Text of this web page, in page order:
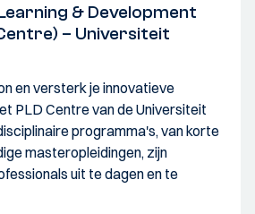
& Development
– Universiteit
en versterk je innovatieve
PLD Centre van de Universiteit
programma's, van korte
masteropleidingen, zijn
uit te dagen en te